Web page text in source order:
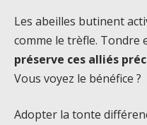
Les abeilles butinent
comme le trèfle. Tondre
préserve ces alliés
Vous voyez le bénéfice ?
Adopter la tonte